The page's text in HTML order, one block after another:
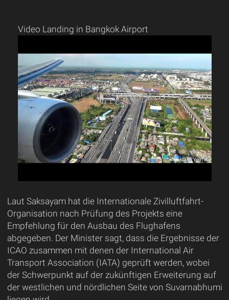
Video Landing in Bangkok Airport
Laut Saksayam hat die Internationale Zivilluftfahrt-
Organisation nach Prüfung des Projekts eine
Empfehlung für den Ausbau des Flughafens
abgegeben. Der Minister sagt, dass die Ergebnisse der
ICAO zusammen mit denen der International Air
Transport Association (IATA) geprüft werden, wobei
der Schwerpunkt auf der zukünftigen Erweiterung auf
der westlichen und nördlichen Seite von Suvarnabhumi